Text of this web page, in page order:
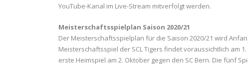
YouTube-Kanal im Live-Stream mitverfolgt werden.
Meisterschaftsspielplan Saison 2020/21
Der Meisterschaftsspielplan für die Saison 2020/21 wird
Meisterschaftsspiel der SCL Tigers findet voraussichtlich am
erste Heimspiel am 2. Oktober gegen den SC Bern. Die fünf